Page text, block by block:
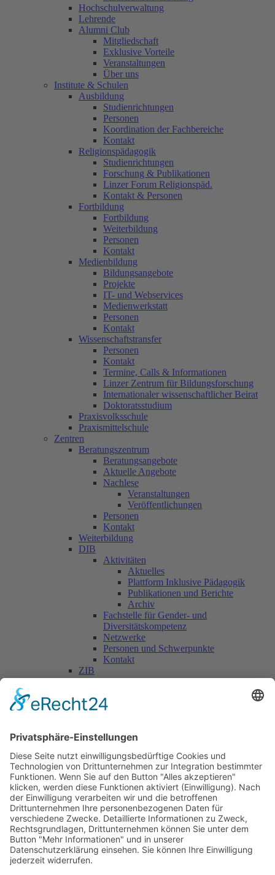
Hochschulverwaltung
Lehrende
Alumni Club
Mitgliedschaft
Exklusive Vorteile
Veranstaltungen
Über uns
Institute & Schulen
Ausbildung
Studienrichtungen
Personen
Koordination der Fachbereiche
Kontakt
Religionspädagogik
Studienrichtungen
Forschung & Publikationen
Linzer Forum Religionspäd.
Kontakt & Personen
Fortbildung
Fortbildung
Weiterbildung
Personen
Kontakt
Medienbildung
Bildungsangebote
Projekte
IT- und Webservices
Medienwerkstatt
Personen
Kontakt
Wissenschaftstransfer
Personen
Kontakt
Termine, Calls & Informationen
Linzer Zentrum für Bildungsforschung
Internationaler wissenschaftlicher Beirat
Doktoratsstudium
Praxisvolksschule
Praxismittelschule
Zentren
Beratungszentrum
Beratungsangebote
Aktuelle Angebote
Nachlese
Veranstaltungen
Veröffentlichungen
Personen
Kontakt
Weiterbildung
DIB
Aktivitäten
Aktuelles
Plattform Inklusive Pädagogik
Publikationen und Berichte
Archiv
Fachstelle für Gender- und
Diversitätskompetenz
Netzwerke
Personen und Schwerpunkte
Kontakt
ZIB
Päd. Praktische Studien
Personen
Nationale Kooperationen
L.E.V.
Nachlese
Soziales Engagement
Materialien und Links
Personen
Kontakt
ÖKOLOG/PILGRIM
Aktuelles
Materialien & Links